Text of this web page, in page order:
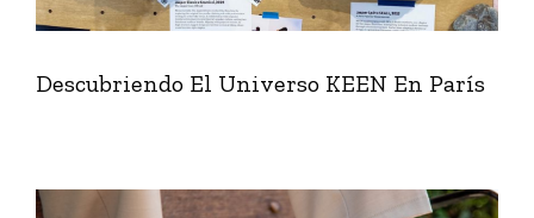
Descubriendo El Universo KEEN En París